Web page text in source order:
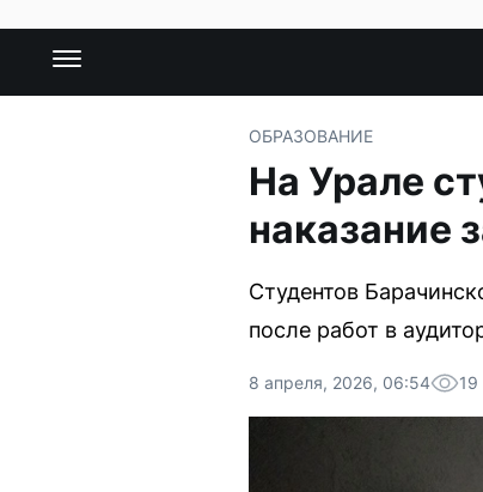
ОБРАЗОВАНИЕ
На Урале
наказание
Студентов
после работ в
8 апреля, 2026, 06:54 19